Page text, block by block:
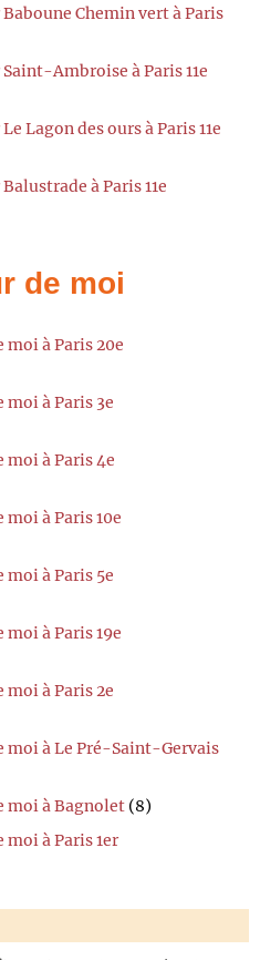
Chemin vert à Paris
Ambroise à Paris 11e
Lagon des ours à Paris 11e
à Paris 11e
de moi
moi à Paris 20e
moi à Paris 3e
moi à Paris 4e
à Paris 10e
moi à Paris 5e
à Paris 19e
moi à Paris 2e
moi à Le Pré-Saint-Gervais
moi à Bagnolet (8)
moi à Paris 1er